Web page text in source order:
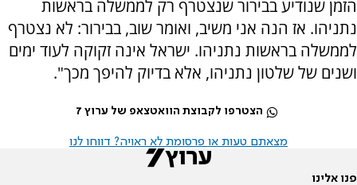
הזמן שנודיע בבירור שנצטרף רק לממשלה בראשות
נתניהו. אז הנה אני משיב, ואומר שוב, בבירור: לא נצטרף
לממשלה בראשות נתניהו. ישראל אינה זקוקה לעוד ימים
ושנים של שלטון נתניהו, אלא בדיוק להיפך מכך".
הצטרפו לקבוצת הוואטצאפ של ערוץ 7
מצאתם טעות או פרסומת לא ראויה? דווחו לנו
פנו אלינו